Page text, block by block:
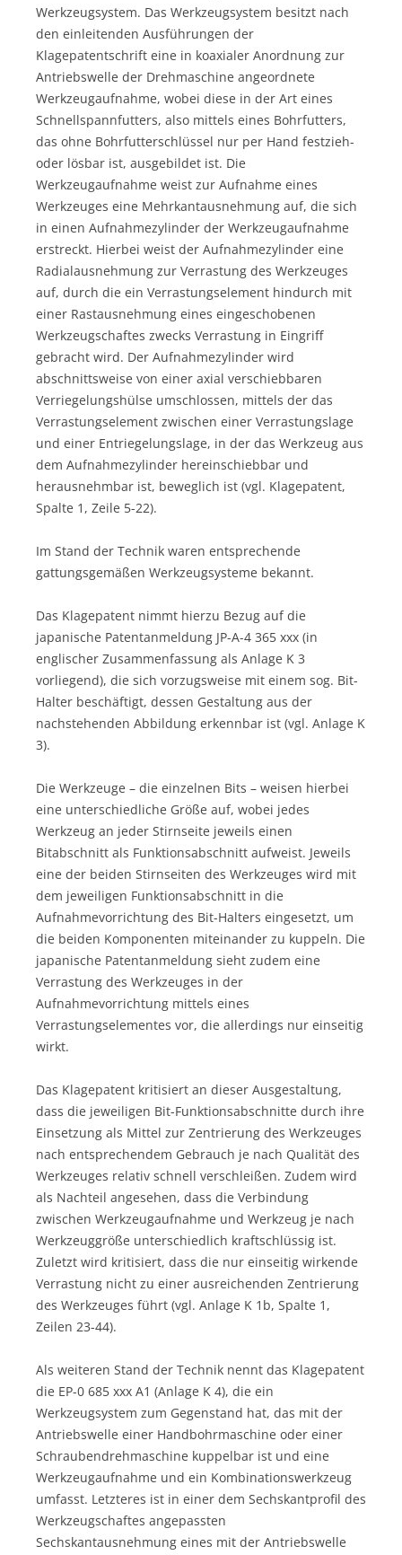
Werkzeugsystem. Das Werkzeugsystem besitzt nach
den einleitenden Ausführungen der
Klagepatentschrift eine in koaxialer Anordnung zur
Antriebswelle der Drehmaschine angeordnete
Werkzeugaufnahme, wobei diese in der Art eines
Schnellspannfutters, also mittels eines Bohrfutters,
das ohne Bohrfutterschlüssel nur per Hand festzieh-
oder lösbar ist, ausgebildet ist. Die
Werkzeugaufnahme weist zur Aufnahme eines
Werkzeuges eine Mehrkantausnehmung auf, die sich
in einen Aufnahmezylinder der Werkzeugaufnahme
erstreckt. Hierbei weist der Aufnahmezylinder eine
Radialausnehmung zur Verrastung des Werkzeuges
auf, durch die ein Verrastungselement hindurch mit
einer Rastausnehmung eines eingeschobenen
Werkzeugschaftes zwecks Verrastung in Eingriff
gebracht wird. Der Aufnahmezylinder wird
abschnittsweise von einer axial verschiebbaren
Verriegelungshülse umschlossen, mittels der das
Verrastungselement zwischen einer Verrastungslage
und einer Entriegelungslage, in der das Werkzeug aus
dem Aufnahmezylinder hereinschiebbar und
herausnehmbar ist, beweglich ist (vgl. Klagepatent,
Spalte 1, Zeile 5-22).
Im Stand der Technik waren entsprechende
gattungsgemäßen Werkzeugsysteme bekannt.
Das Klagepatent nimmt hierzu Bezug auf die
japanische Patentanmeldung JP-A-4 365 xxx (in
englischer Zusammenfassung als Anlage K 3
vorliegend), die sich vorzugsweise mit einem sog. Bit-
Halter beschäftigt, dessen Gestaltung aus der
nachstehenden Abbildung erkennbar ist (vgl. Anlage K
3).
Die Werkzeuge – die einzelnen Bits – weisen hierbei
eine unterschiedliche Größe auf, wobei jedes
Werkzeug an jeder Stirnseite jeweils einen
Bitabschnitt als Funktionsabschnitt aufweist. Jeweils
eine der beiden Stirnseiten des Werkzeuges wird mit
dem jeweiligen Funktionsabschnitt in die
Aufnahmevorrichtung des Bit-Halters eingesetzt, um
die beiden Komponenten miteinander zu kuppeln. Die
japanische Patentanmeldung sieht zudem eine
Verrastung des Werkzeuges in der
Aufnahmevorrichtung mittels eines
Verrastungselementes vor, die allerdings nur einseitig
wirkt.
Das Klagepatent kritisiert an dieser Ausgestaltung,
dass die jeweiligen Bit-Funktionsabschnitte durch ihre
Einsetzung als Mittel zur Zentrierung des Werkzeuges
nach entsprechendem Gebrauch je nach Qualität des
Werkzeuges relativ schnell verschleißen. Zudem wird
als Nachteil angesehen, dass die Verbindung
zwischen Werkzeugaufnahme und Werkzeug je nach
Werkzeuggröße unterschiedlich kraftschlüssig ist.
Zuletzt wird kritisiert, dass die nur einseitig wirkende
Verrastung nicht zu einer ausreichenden Zentrierung
des Werkzeuges führt (vgl. Anlage K 1b, Spalte 1,
Zeilen 23-44).
Als weiteren Stand der Technik nennt das Klagepatent
die EP-0 685 xxx A1 (Anlage K 4), die ein
Werkzeugsystem zum Gegenstand hat, das mit der
Antriebswelle einer Handbohrmaschine oder einer
Schraubendrehmaschine kuppelbar ist und eine
Werkzeugaufnahme und ein Kombinationswerkzeug
umfasst. Letzteres ist in einer dem Sechskantprofil des
Werkzeugschaftes angepassten
Sechskantausnehmung eines mit der Antriebswelle